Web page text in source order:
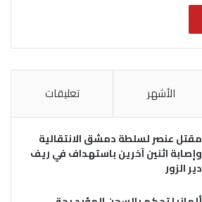
الأشهر تعليقات
مقتل عنصر لسلطة دمشق الانتقالية
وإصابة اثنين آخرين باستهداف في ريف
دير الزور